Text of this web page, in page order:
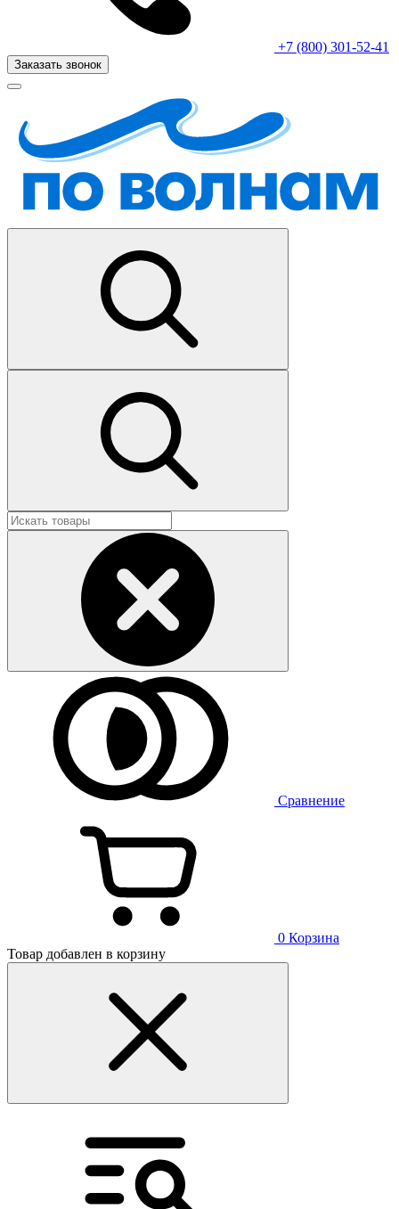
+7 (800) 301-52-41
Заказать звонок
Сравнение
0 Корзина
Товар добавлен в корзину